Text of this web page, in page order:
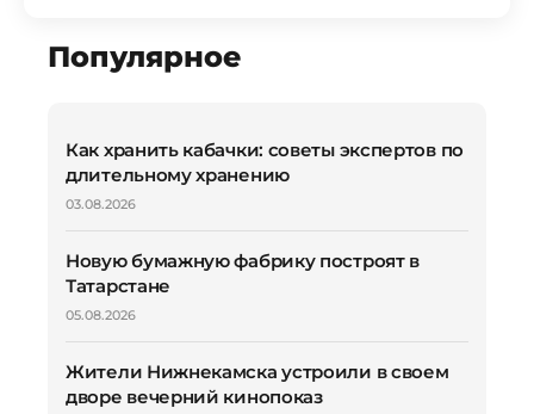
Популярное
Как хранить кабачки: советы экспертов по
длительному хранению
03.08.2026
Новую бумажную фабрику построят в
Татарстане
05.08.2026
Жители Нижнекамска устроили в своем
дворе вечерний кинопоказ